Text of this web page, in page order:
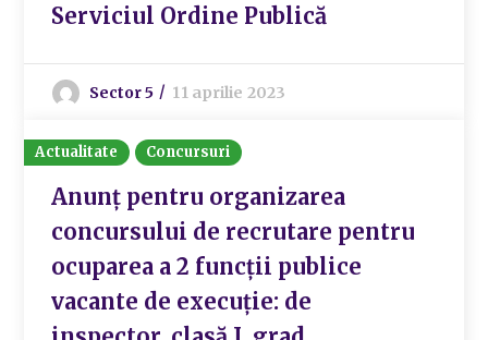
Serviciul Ordine Publică
Sector 5 11 aprilie 2023
Actualitate Concursuri
Anunț pentru organizarea
concursului de recrutare pentru
ocuparea a 2 funcții publice
vacante de execuție: de